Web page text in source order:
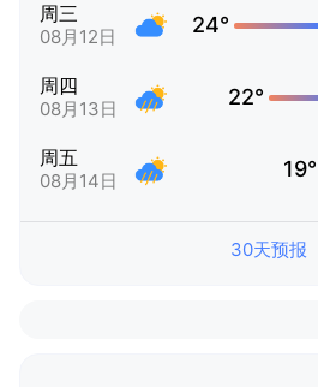
周三
08月12日 24°
周四
08月13日 22°
周五
08月14日 19°
30天预报